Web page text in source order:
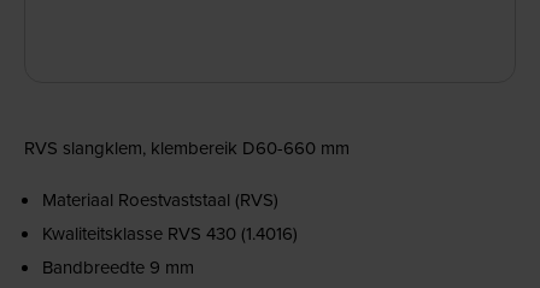
RVS slangklem, klembereik D60-660 mm
Materiaal Roestvaststaal (RVS)
Kwaliteitsklasse RVS 430 (1.4016)
Bandbreedte 9 mm